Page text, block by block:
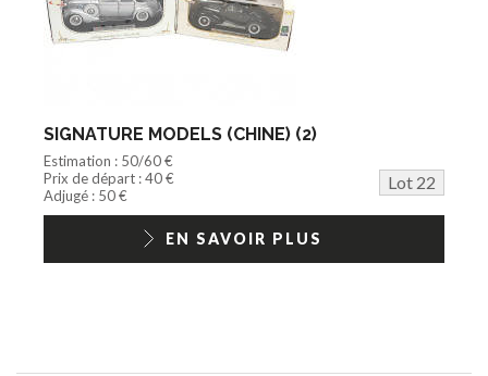
SIGNATURE MODELS (CHINE) (2)
Estimation : 50/60 €
Prix de départ : 40 €
Lot 22
Adjugé : 50 €
EN SAVOIR PLUS